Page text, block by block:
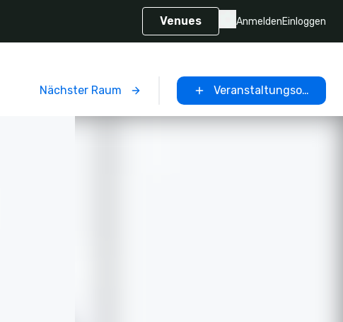
Venues AnmeldenEinloggen
Nächster Raum Veranstaltungsort